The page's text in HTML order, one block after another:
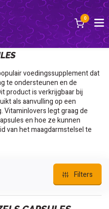
0
voedingssupplement dat
te ondersteunen en de
product is verkrijgbaar bij
als aanvulling op een
legt graag de
en hoe ze kunnen
van het maagdarmstelsel te
Filters